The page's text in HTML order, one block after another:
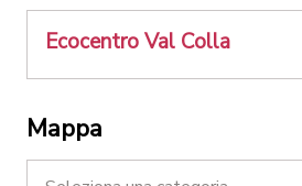
Ecocentro Val Colla
Mappa